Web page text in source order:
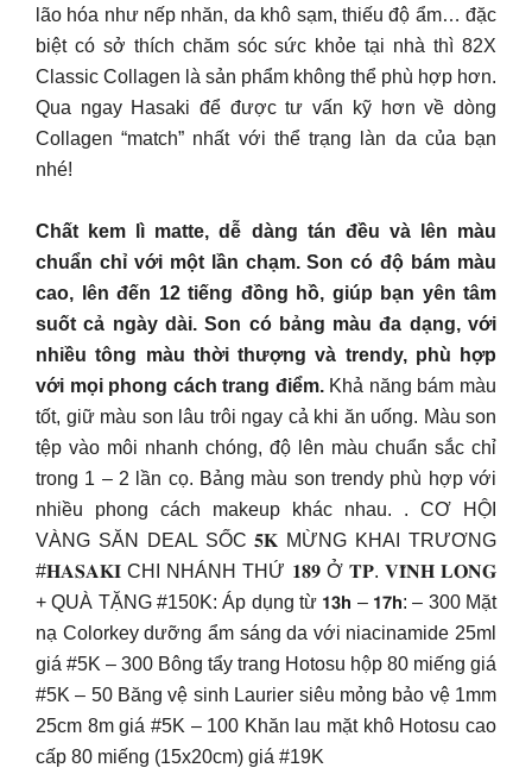
lão hóa như nếp nhăn, da khô sạm, thiếu độ ẩm… đặc
biệt có sở thích chăm sóc sức khỏe tại nhà thì 82X
Classic Collagen là sản phẩm không thể phù hợp hơn.
Qua ngay Hasaki để được tư vấn kỹ hơn về dòng
Collagen “match” nhất với thể trạng làn da của bạn
nhé!
Chất kem lì matte, dễ dàng tán đều và lên màu
chuẩn chỉ với một lần chạm. Son có độ bám màu
cao, lên đến 12 tiếng đồng hồ, giúp bạn yên tâm
suốt cả ngày dài. Son có bảng màu đa dạng, với
nhiều tông màu thời thượng và trendy, phù hợp
với mọi phong cách trang điểm.Khả năng bám màu
tốt, giữ màu son lâu trôi ngay cả khi ăn uống. Màu son
tệp vào môi nhanh chóng, độ lên màu chuẩn sắc chỉ
trong 1 – 2 lần cọ. Bảng màu son trendy phù hợp với
nhiều phong cách makeup khác nhau. . CƠ HỘI
VÀNG SĂN DEAL SỐC 𝟓𝐊 MỪNG KHAI TRƯƠNG
#𝐇𝐀𝐒𝐀𝐊𝐈 CHI NHÁNH THỨ 𝟏𝟖𝟗 Ở 𝐓𝐏. 𝐕𝐈̃𝐍𝐇 𝐋𝐎𝐍𝐆
+ QUÀ TẶNG #150K: Áp dụng từ 𝟭𝟯𝗵 – 𝟭𝟳𝗵: – 300 Mặt
nạ Colorkey dưỡng ẩm sáng da với niacinamide 25ml
giá #5K – 300 Bông tẩy trang Hotosu hộp 80 miếng giá
#5K – 50 Băng vệ sinh Laurier siêu mỏng bảo vệ 1mm
25cm 8m giá #5K – 100 Khăn lau mặt khô Hotosu cao
cấp 80 miếng (15x20cm) giá #19K